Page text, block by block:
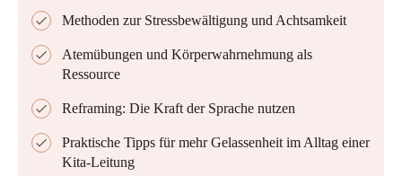
Methoden zur Stressbewältigung und Achtsamkeit
Atemübungen und Körperwahrnehmung als
Ressource
Reframing: Die Kraft der Sprache nutzen
Praktische Tipps für mehr Gelassenheit im Alltag einer
Kita-Leitung